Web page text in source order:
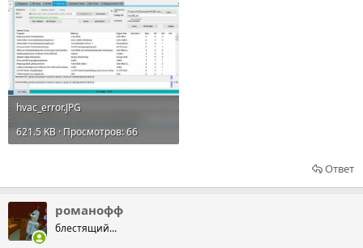
hvac_error.JPG
621.5 KB · Просмотров: 66
Ответ
романофф
блестящий...